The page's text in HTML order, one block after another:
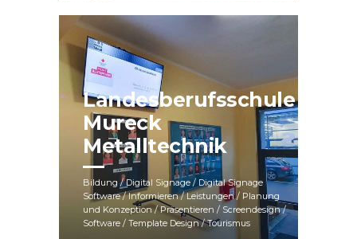
Landesberufsschule
Mureck
Metalltechnik
Bildung / Digital Signage / Digital Signage
Software / Informieren / Leistungen / Planung
und Konzeption / Präsentieren / Screendesign /
Software / Template Design / Tourismus